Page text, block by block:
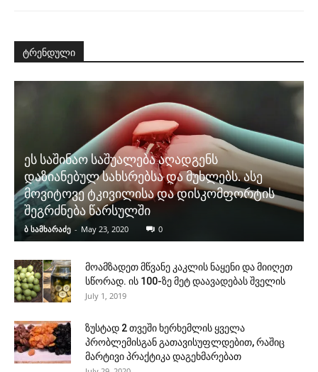
ტრენდული
ეს საშინაო საშუალება აღადგენს
დაზიანებულ სახსრებსა და მუხლებს. ასე
მოვიტოვე ტკივილისა და დისკომფორტის
შეგრძნება წარსულში
ბ სამხარაძე - May 23, 2020 0
მოამზადეთ მწვანე კაკლის ნაყენი და მიიღეთ
სწორად. ის 100-ზე მეტ დაავადებას შველის
July 1, 2019
ზუსტად 2 თვეში ხერხემლის ყველა
პრობლემისგან გათავისუფლდებით, რაშიც
მარტივი პრაქტიკა დაგეხმარებათ